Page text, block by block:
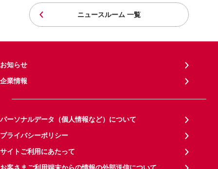
ニュースルーム 一覧
お知らせ
企業情報
パーソナルデータ（個人情報など）について
プライバシーポリシー
サイトご利用にあたって